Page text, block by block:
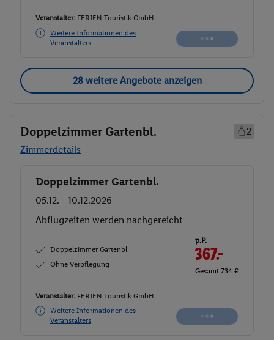
Veranstalter: FERIEN Touristik GmbH
Weitere Informationen des
Veranstalters
28 weitere Angebote anzeigen
Doppelzimmer Gartenbl.
2
Zimmerdetails
Buchen
Doppelzimmer Gartenbl.
05.12. - 10.12.2026
Ab/ bis Berlin (DE) Flugdetails anzeigen
Doppelzimmer Gartenbl.
Ohne Verpflegung
p.P.
368.54
Gesamt 737,07 €
Veranstalter: FERIEN Touristik GmbH
Weitere Informationen des
Veranstalters
Buchen